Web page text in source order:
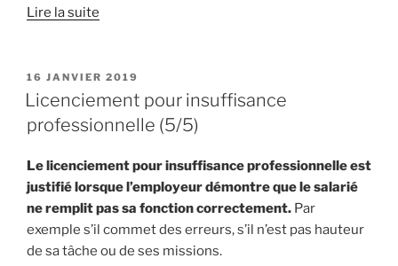
Lire la suite
PUBLIÉ
LE
16 JANVIER 2019
Licenciement pour insuffisance
professionnelle (5/5)
Le licenciement pour insuffisance professionnelle est
justifié lorsque l’employeur démontre que le salarié
ne remplit pas sa fonction correctement. Par
exemple s’il commet des erreurs, s’il n’est pas hauteur
de sa tâche ou de ses missions.